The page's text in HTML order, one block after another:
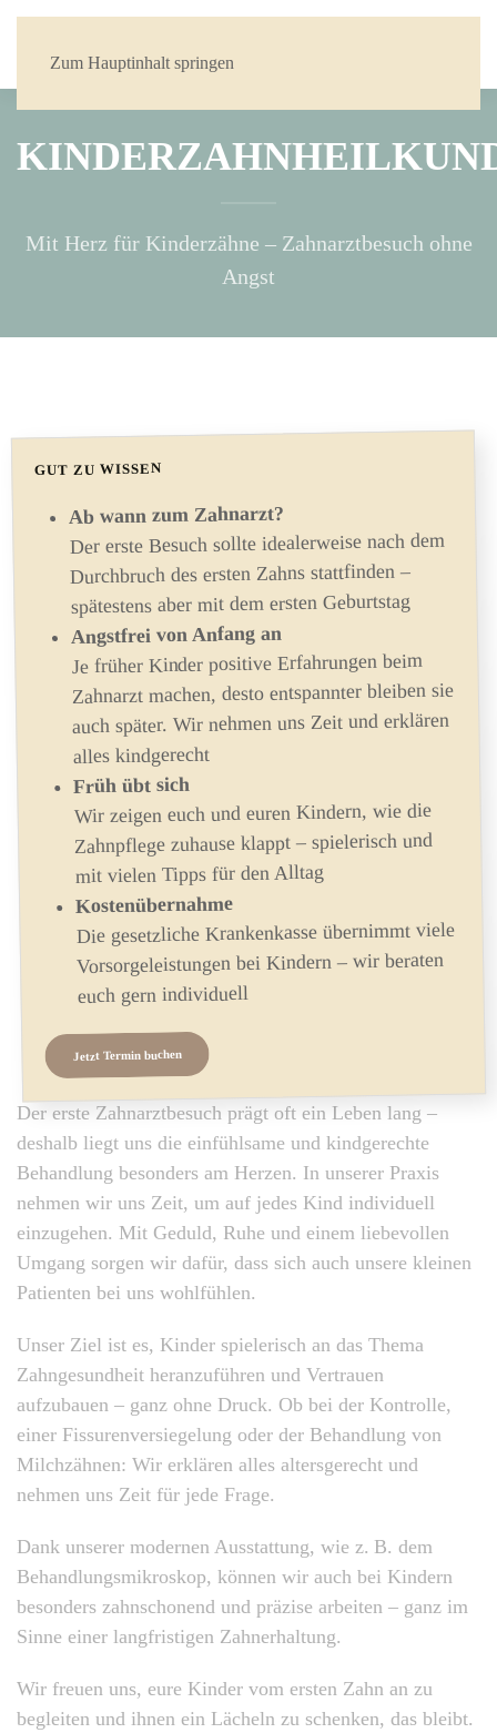
Zum Hauptinhalt springen
Mit Herz für Kinderzähne – Zahnarztbesuch ohne
Angst
GUT ZU WISSEN
Ab wann zum Zahnarzt?
Der erste Besuch sollte idealerweise nach dem
Durchbruch des ersten Zahns stattfinden –
spätestens aber mit dem ersten Geburtstag
Angstfrei von Anfang an
Je früher Kinder positive Erfahrungen beim
Zahnarzt machen, desto entspannter bleiben sie
auch später. Wir nehmen uns Zeit und erklären
alles kindgerecht
Früh übt sich
Wir zeigen euch und euren Kindern, wie die
Zahnpflege zuhause klappt – spielerisch und
mit vielen Tipps für den Alltag
Kostenübernahme
Die gesetzliche Krankenkasse übernimmt viele
Vorsorgeleistungen bei Kindern – wir beraten
euch gern individuell
Jetzt Termin buchen
Der erste Zahnarztbesuch prägt oft ein Leben lang –
deshalb liegt uns die einfühlsame und kindgerechte
Behandlung besonders am Herzen. In unserer Praxis
nehmen wir uns Zeit, um auf jedes Kind individuell
einzugehen. Mit Geduld, Ruhe und einem liebevollen
Umgang sorgen wir dafür, dass sich auch unsere kleinen
Patienten bei uns wohlfühlen.
Unser Ziel ist es, Kinder spielerisch an das Thema
Zahngesundheit heranzuführen und Vertrauen
aufzubauen – ganz ohne Druck. Ob bei der Kontrolle,
einer Fissurenversiegelung oder der Behandlung von
Milchzähnen: Wir erklären alles altersgerecht und
nehmen uns Zeit für jede Frage.
Dank unserer modernen Ausstattung, wie z. B. dem
Behandlungs­mikroskop, können wir auch bei Kindern
besonders zahnschonend und präzise arbeiten – ganz im
Sinne einer langfristigen Zahnerhaltung.
Wir freuen uns, eure Kinder vom ersten Zahn an zu
begleiten und ihnen ein Lächeln zu schenken, das bleibt.